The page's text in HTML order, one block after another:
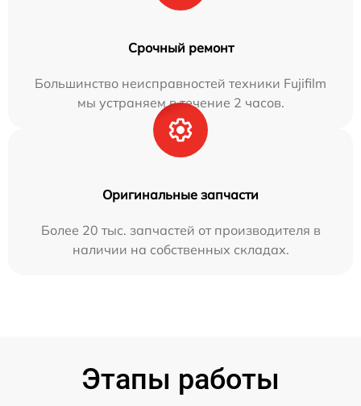
Срочный ремонт
Большинство неисправностей техники Fujifilm
мы устраняем в течение 2 часов.
Оригинальные запчасти
Более 20 тыс. запчастей от производителя в
наличии на собственных складах.
Этапы работы